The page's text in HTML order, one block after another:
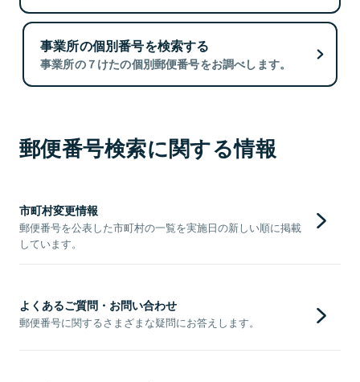
事業所の個別番号を検索する
事業所の７けたの個別郵便番号をお調べします。
郵便番号検索に関する情報
市町村変更情報
郵便番号を公表した市町村の一覧を実施日の新しい順に掲載
しています。
よくあるご質問・お問い合わせ
郵便番号に関するさまざまな疑問にお答えします。